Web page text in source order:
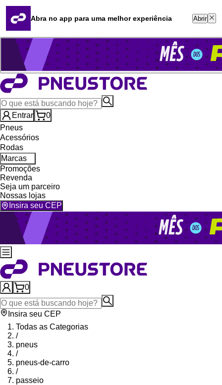
Quero revender
Blog
Whatsapp (16) 99764-8401
Televendas (47) 3046-2551
Entrar
0
Pneus
Acessórios
Rodas
Marcas
Promoções
Revenda
Seja um parceiro
Nossas lojas
Insira seu CEP
0
Insira seu CEP
Todas as Categorias
/
pneus
/
pneus-de-carro
/
passeio
Abra no app para uma melhor experiência Abrir